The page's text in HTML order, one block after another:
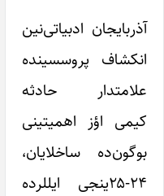
آذربایجان ادبیاتی‌نین
انکشاف پروسسینده
علامتدار حادثه
کیمی اؤز اهمیتینی
بوگون‌ده ساخلایان،
۲۴-۲۵‌ینجی ایللرده